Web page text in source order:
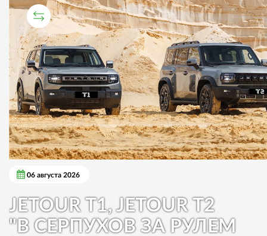
СРАВНИТЕЛЬНЫЙ ТЕСТ
06 августа 2026
JETOUR T1, JETOUR T2
"В СЕРПУХОВ ЗА РУЛЕМ